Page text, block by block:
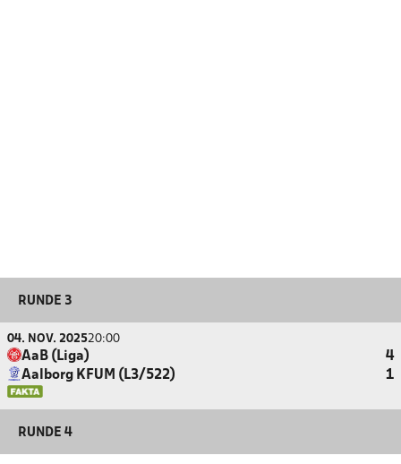
RUNDE 3
04. NOV. 202520:00
AaB (Liga)
4
Aalborg KFUM (L3/522)
1
RUNDE 4